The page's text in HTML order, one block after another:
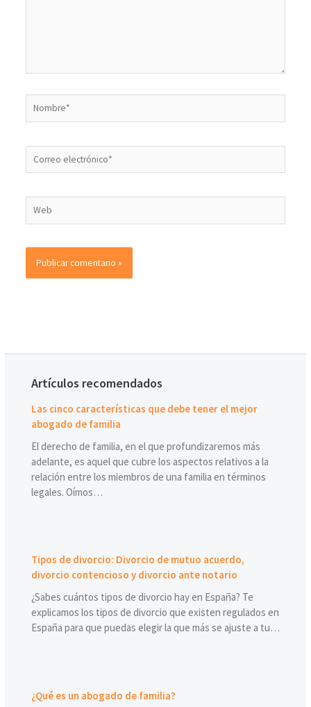
Artículos recomendados
Las cinco características que debe tener el mejor
abogado de familia
El derecho de familia, en el que profundizaremos más
adelante, es aquel que cubre los aspectos relativos a la
relación entre los miembros de una familia en términos
legales. Oímos…
Tipos de divorcio: Divorcio de mutuo acuerdo,
divorcio contencioso y divorcio ante notario
¿Sabes cuántos tipos de divorcio hay en España? Te
explicamos los tipos de divorcio que existen regulados en
España para que puedas elegir la que más se ajuste a tu…
¿Qué es un abogado de familia?